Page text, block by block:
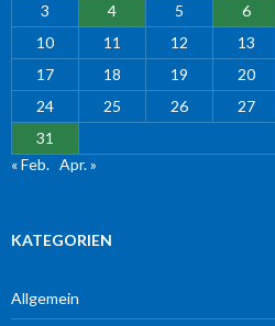
3
4 5 6
10
11 12 13
17
18 19 20
24
25 26 27
31
« Feb. Apr. »
KATEGORIEN
Allgemein